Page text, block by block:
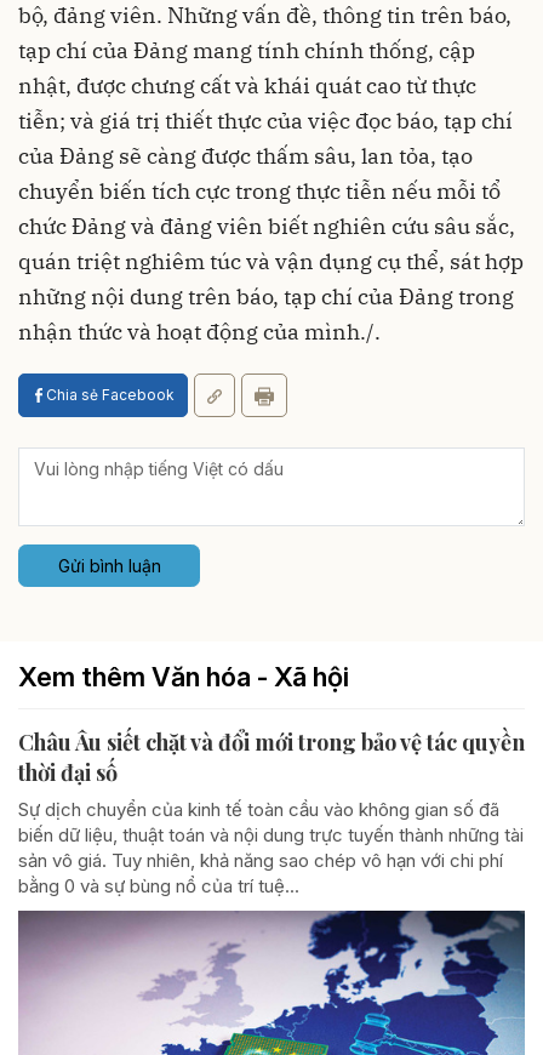
bộ, đảng viên. Những vấn đề, thông tin trên báo,
tạp chí của Đảng mang tính chính thống, cập
nhật, được chưng cất và khái quát cao từ thực
tiễn; và giá trị thiết thực của việc đọc báo, tạp chí
của Đảng sẽ càng được thấm sâu, lan tỏa, tạo
chuyển biến tích cực trong thực tiễn nếu mỗi tổ
chức Đảng và đảng viên biết nghiên cứu sâu sắc,
quán triệt nghiêm túc và vận dụng cụ thể, sát hợp
những nội dung trên báo, tạp chí của Đảng trong
nhận thức và hoạt động của mình./.
Chia sẻ Facebook
Gửi bình luận
Xem thêm Văn hóa - Xã hội
Châu Âu siết chặt và đổi mới trong bảo vệ tác quyền
thời đại số
Sự dịch chuyển của kinh tế toàn cầu vào không gian số đã
biến dữ liệu, thuật toán và nội dung trực tuyến thành những tài
sản vô giá. Tuy nhiên, khả năng sao chép vô hạn với chi phí
bằng 0 và sự bùng nổ của trí tuệ...